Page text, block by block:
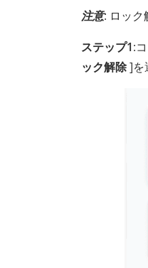
注意: ロック
ステップ1:
ック解除]を